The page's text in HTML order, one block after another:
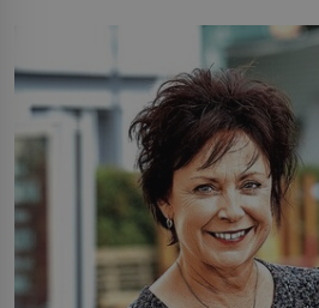
Jsme spolu moc rádi Tehdy byla